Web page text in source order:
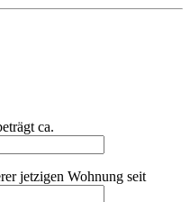
ca.
jetzigen Wohnung seit